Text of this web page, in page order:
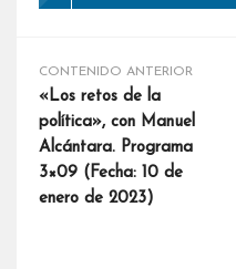
CONTENIDO ANTERIOR
«Los retos de la
política», con Manuel
Alcántara. Programa
3×09 (Fecha: 10 de
enero de 2023)